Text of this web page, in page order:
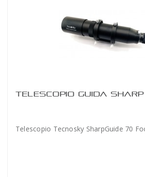
TELESCOPIO GUIDA
Telescopio Tecnosky SharpGuide 70